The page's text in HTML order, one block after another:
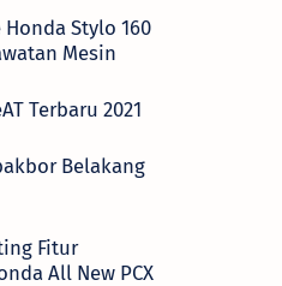
Stylo 160
Mesin
Terbaru 2021
Belakang
Fitur
All New PCX